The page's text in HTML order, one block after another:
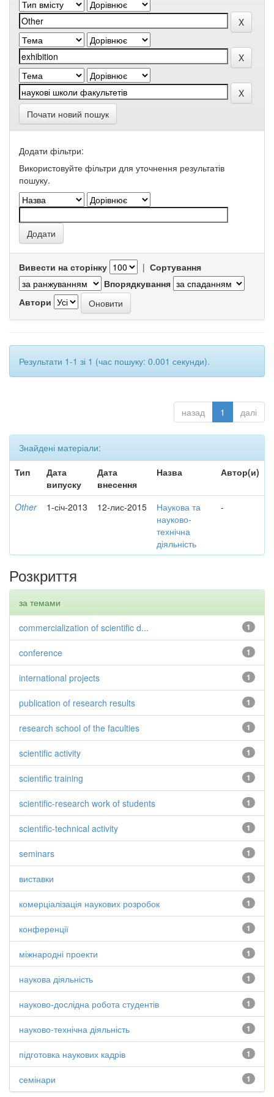
Почати новий пошук
Додати фільтри:
Використовуйте фільтри для уточнення результатів
пошуку.
Вивести на сторінку | Сортування
Впорядкування
Автори
Результати 1-1 зі 1 (час пошуку: 0.001 секунди).
назад 1 далі
Знайдені матеріали:
Тип
Дата
випуску
Дата
внесення
Назва Автор(и)
Other 1-січ-2013 12-лис-2015
Наукова та
науково-
технічна
діяльність
-
Розкриття
за темами
1
commercialization of scientific d...
1
conference
1
international projects
1
publication of research results
1
research school of the faculties
1
scientific activity
1
scientific training
1
scientific-research work of students
1
scientific-technical activity
1
seminars
1
виставки
1
комерціалізація наукових розробок
1
конференції
1
міжнародні проекти
1
наукова діяльність
1
науково-дослідна робота студентів
1
науково-технічна діяльність
1
підготовка наукових кадрів
1
семінари